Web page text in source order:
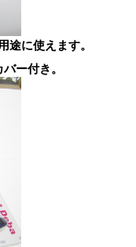
に使えます。
ー付き。